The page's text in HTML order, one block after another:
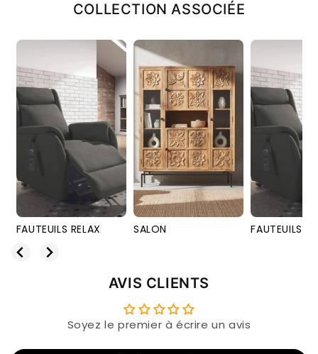
COLLECTION ASSOCIÉE
SALON FAUTEUILS RELAX SALON
AVIS CLIENTS
Soyez le premier à écrire un avis